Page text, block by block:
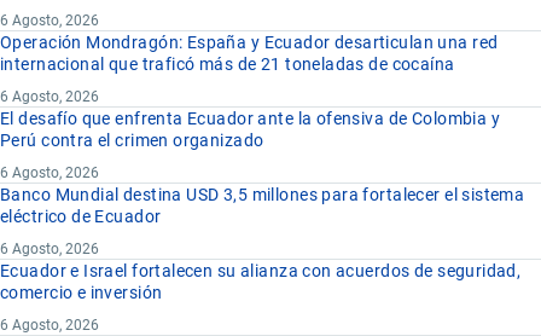
6 Agosto, 2026
Operación Mondragón: España y Ecuador desarticulan una red
internacional que traficó más de 21 toneladas de cocaína
6 Agosto, 2026
El desafío que enfrenta Ecuador ante la ofensiva de Colombia y
Perú contra el crimen organizado
6 Agosto, 2026
Banco Mundial destina USD 3,5 millones para fortalecer el sistema
eléctrico de Ecuador
6 Agosto, 2026
Ecuador e Israel fortalecen su alianza con acuerdos de seguridad,
comercio e inversión
6 Agosto, 2026